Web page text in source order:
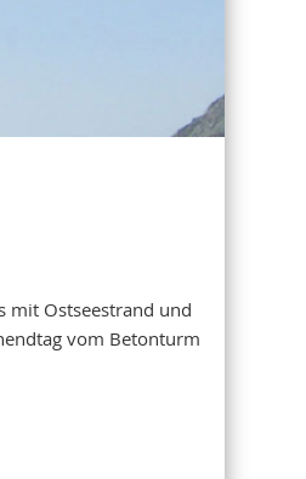
mit Ostseestrand und
vom Betonturm